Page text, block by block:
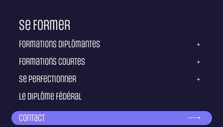
Se former
Formations diplômantes +
Formations courtes +
Se perfectionner +
Le diplôme fédéral
Contact